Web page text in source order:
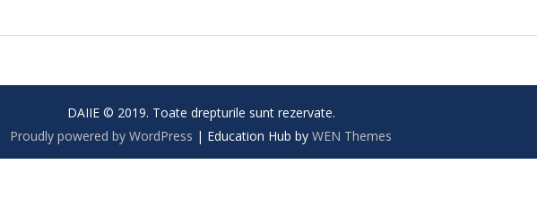
DAIIE © 2019. Toate drepturile sunt rezervate.
Proudly powered by WordPress | Education Hub by WEN Themes